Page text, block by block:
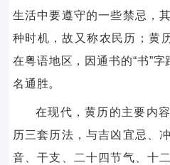
生活中要遵守的一些禁忌，
种时机，故又称农民历；黄
在粤语地区，因通书的“书”字
名通胜。
在现代，黄历的主要内
历三套历法，与吉凶宜忌、
音、干支、二十四节气、十